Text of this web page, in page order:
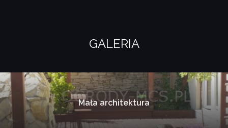
GALERIA
Mała architektura